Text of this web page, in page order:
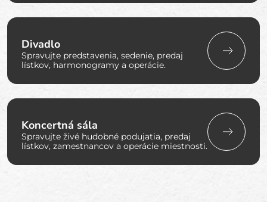
Divadlo
Spravujte predstavenia, sedenie, predaj
lístkov, harmonogramy a operácie.
Koncertná sála
Spravujte živé hudobné podujatia, predaj
lístkov, zamestnancov a operácie miestnosti.